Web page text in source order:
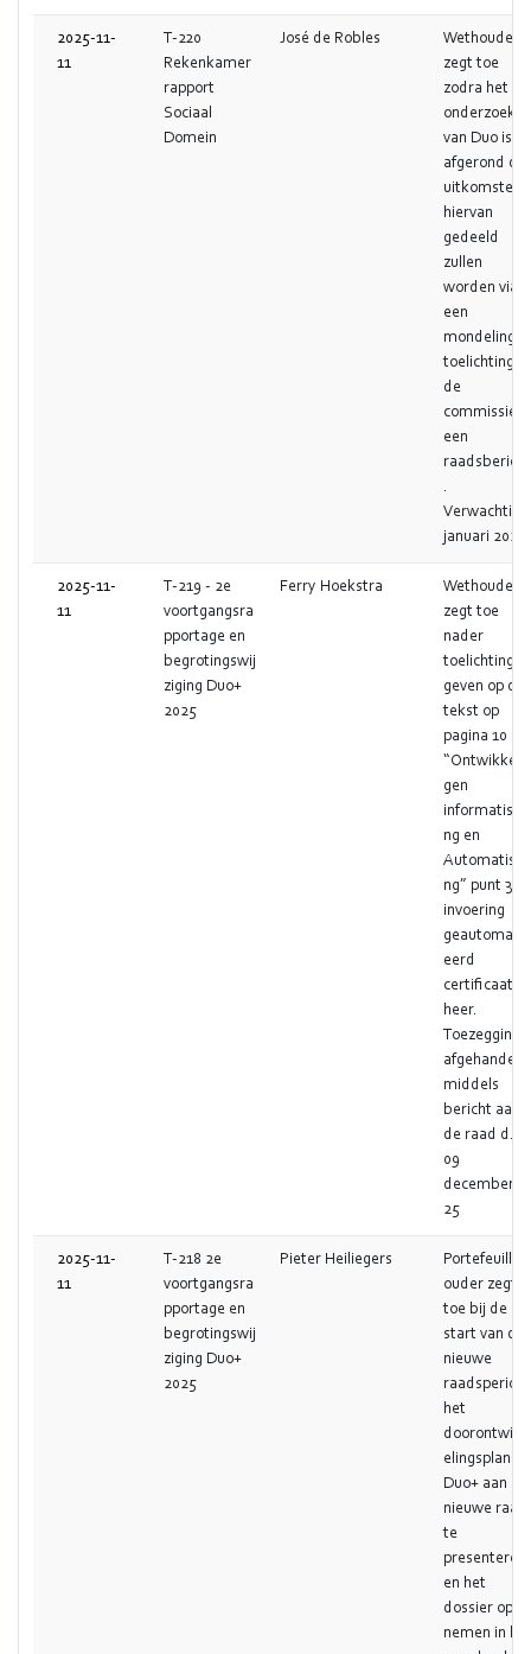
2025-11-
11
T-220
Rekenkamer
rapport
Sociaal
Domein
José de Robles
Wethouder
zegt toe
zodra het
onderzoek
van Duo is
afgerond de
uitkomsten
hiervan
gedeeld
zullen
worden via
een
mondelinge
toelichting in
de
commissie
een
raadsbericht
.
Verwachting
januari 2026.
2025-11-
11
T-219 - 2e
voortgangsra
pportage en
begrotingswij
ziging Duo+
2025
Ferry Hoekstra
Wethouder
zegt toe
nader
toelichting te
geven op de
tekst op
pagina 10
“Ontwikkelin
gen
informatiseri
ng en
ng” punt 3
invoering
geautomatis
eerd
certificaatbe
heer.
Toezegging
afgehandeld
middels
bericht aan
de raad d.d.
09
december20
25
2025-11-
11
T-218 2e
voortgangsra
pportage en
begrotingswij
ziging Duo+
2025
Pieter Heiliegers
Portefeuilleh
ouder zegt
toe bij de
start van de
nieuwe
het
doorontwikk
elingsplan
Duo+ aan de
nieuwe raad
te
presenteren
en het
dossier op te
nemen in het